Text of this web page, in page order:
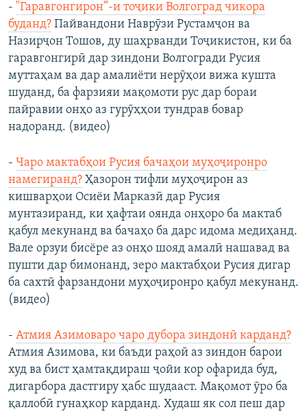
- "Гаравгонгирон”-и тоҷики Волгоград чикора
буданд? Пайвандони Наврӯзи Рустамҷон ва
Назирҷон Тошов, ду шаҳрванди Тоҷикистон, ки ба
гаравгонгирӣ дар зиндони Волгогради Русия
муттаҳам ва дар амалиёти нерӯҳои вижа кушта
шуданд, ба фарзияи мақомоти рус дар бораи
пайравии онҳо аз гурӯҳҳои тундрав бовар
надоранд. (видео)
- Чаро мактабҳои Русия бачаҳои муҳоҷиронро
намегиранд? Ҳазорон тифли муҳоҷирон аз
кишварҳои Осиёи Марказӣ дар Русия
мунтазиранд, ки ҳафтаи оянда онҳоро ба мактаб
қабул мекунанд ва бачаҳо ба дарс идома медиҳанд.
Вале орзуи бисёре аз онҳо шояд амалӣ нашавад ва
пушти дар бимонанд, зеро мактабҳои Русия дигар
ба сахтӣ фарзандони муҳоҷиронро қабул мекунанд.
(видео)
- Атмия Азимоваро чаро дубора зиндонӣ карданд?
Атмия Азимова, ки баъди раҳоӣ аз зиндон барои
худ ва бист ҳамтақдираш ҷойи кор офарида буд,
дигарбора дастгиру ҳабс шудааст. Мақомот ӯро ба
қаллобӣ гунаҳкор карданд. Худаш як сол пеш дар